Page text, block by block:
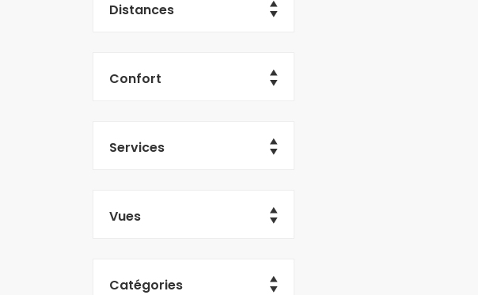
Distances
Confort
Services
Vues
Catégories